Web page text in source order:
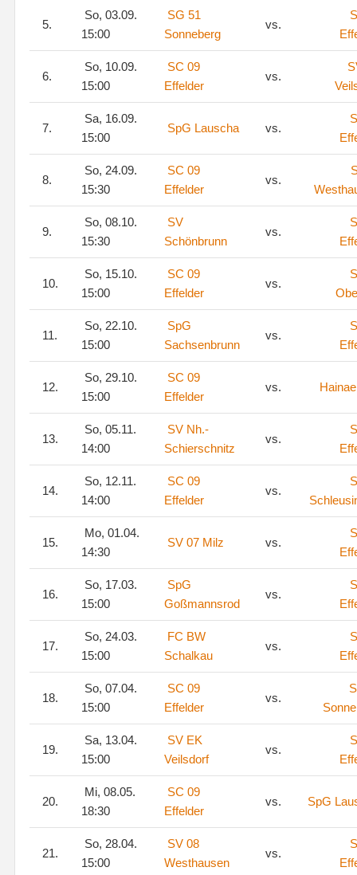
5.
So, 03.09.
15:00
SG 51
Sonneberg
vs.
6.
So, 10.09.
15:00
SC 09
Effelder
vs.
7.
Sa, 16.09.
15:00
SpG Lauscha vs.
8.
So, 24.09.
15:30
SC 09
Effelder
vs.
9.
So, 08.10.
15:30
SV
Schönbrunn
vs.
10.
So, 15.10.
15:00
SC 09
Effelder
vs.
11.
So, 22.10.
15:00
SpG
Sachsenbrunn
vs.
12.
So, 29.10.
15:00
SC 09
Effelder
vs.
13.
So, 05.11.
14:00
SV Nh.-
Schierschnitz
vs.
14.
So, 12.11.
14:00
SC 09
Effelder
vs.
15.
Mo, 01.04.
14:30
SV 07 Milz vs.
16.
So, 17.03.
15:00
SpG
Goßmannsrod
vs.
17.
So, 24.03.
15:00
FC BW
Schalkau
vs.
18.
So, 07.04.
15:00
SC 09
Effelder
vs.
19.
Sa, 13.04.
15:00
SV EK
Veilsdorf
vs.
20.
Mi, 08.05.
18:30
SC 09
Effelder
vs. SpG
21.
So, 28.04.
15:00
SV 08
Westhausen
vs.